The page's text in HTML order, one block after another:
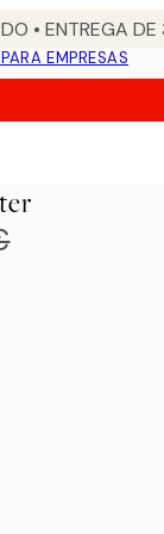
• ENTREGA
PARA EMPRESAS